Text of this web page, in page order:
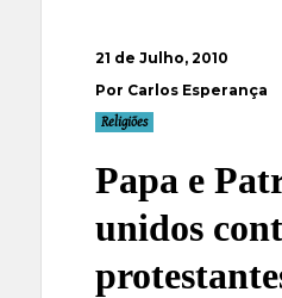
21 de Julho, 2010
Por Carlos Esperança
Religiões
Papa e
unidos